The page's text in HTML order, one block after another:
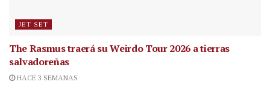
JET SET
The Rasmus traerá su Weirdo Tour 2026 a tierras
salvadoreñas
HACE 3 SEMANAS